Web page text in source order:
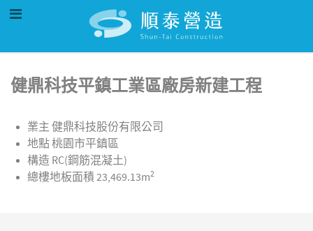
健鼎科技平鎮工業區廠房新建工程
業主 健鼎科技股份有限公司
地點桃園市平鎮區
構造 RC(鋼筋混凝土)
總樓地板面積 23,469.13m2